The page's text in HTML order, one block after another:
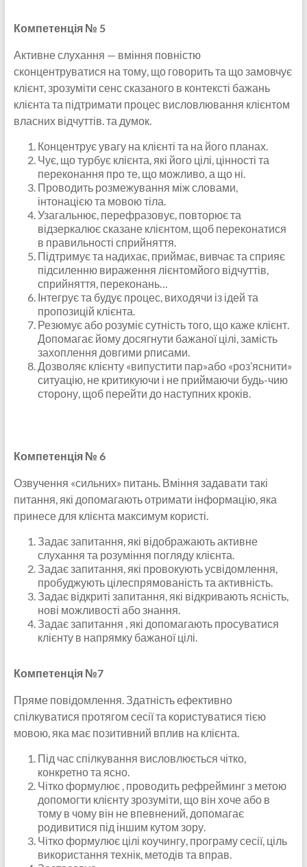
Компетенція № 5
Активне слухання — вміння повністю
сконцентруватися на тому, що говорить та що замовчує
клієнт, зрозуміти сенс сказаного в контексті бажань
клієнта та підтримати процес висловлювання клієнтом
власних відчуттів. та думок.
Концентрує увагу на клієнті та на його планах.
Чує, що турбує клієнта, які його цілі, цінності та
переконання про те, що можливо, а що ні.
Проводить розмежування між словами,
інтонацією та мовою тіла.
Узагальнює, перефразовує, повторює та
відзеркалює сказане клієнтом, щоб переконатися
в правильності сприйняття.
Підтримує та надихає, приймає, вивчає та сприяє
підсиленню вираження лієнтомйого відчуттів,
сприйняття, переконань…
Інтегрує та будує процес, виходячи із ідей та
пропозицій клієнта.
Резюмує або розуміє сутність того, що каже клієнт.
Допомагає йому досягнути бажаної цілі, замість
захоплення довгими рписами.
Дозволяє клієнту «випустити пар»або «роз’яснити»
ситуацію, не критикуючи і не приймаючи будь-чию
сторону, щоб перейти до наступних кроків.
Компетенція № 6
Озвучення «сильних» питань. Вміння задавати такі
питання, які допомагають отримати інформацію, яка
принесе для клієнта максимум користі.
Задає запитання, які відображають активне
слухання та розуміння погляду клієнта.
Задає запитання, які провокують усвідомлення,
пробуджують цілеспрямованість та активність.
Задає відкриті запитання, які відкривають ясність,
нові можливості або знання.
Задає запитання , які допомагають просуватися
клієнту в напрямку бажаної цілі.
Компетенція №7
Пряме повідомлення. Здатність ефективно
спілкуватися протягом сесії та користуватися тією
мовою, яка має позитивний вплив на клієнта.
Під час спілкування висловлюється чітко,
конкретно та ясно.
Чітко формулює , проводить рефрейминг з метою
допомогти клієнту зрозуміти, що він хоче або в
тому в чому він не впевнений, допомагає
родивитися під іншим кутом зору.
Чітко формулює цілі коучингу, програму сесії, ціль
використання технік, методів та вправ.